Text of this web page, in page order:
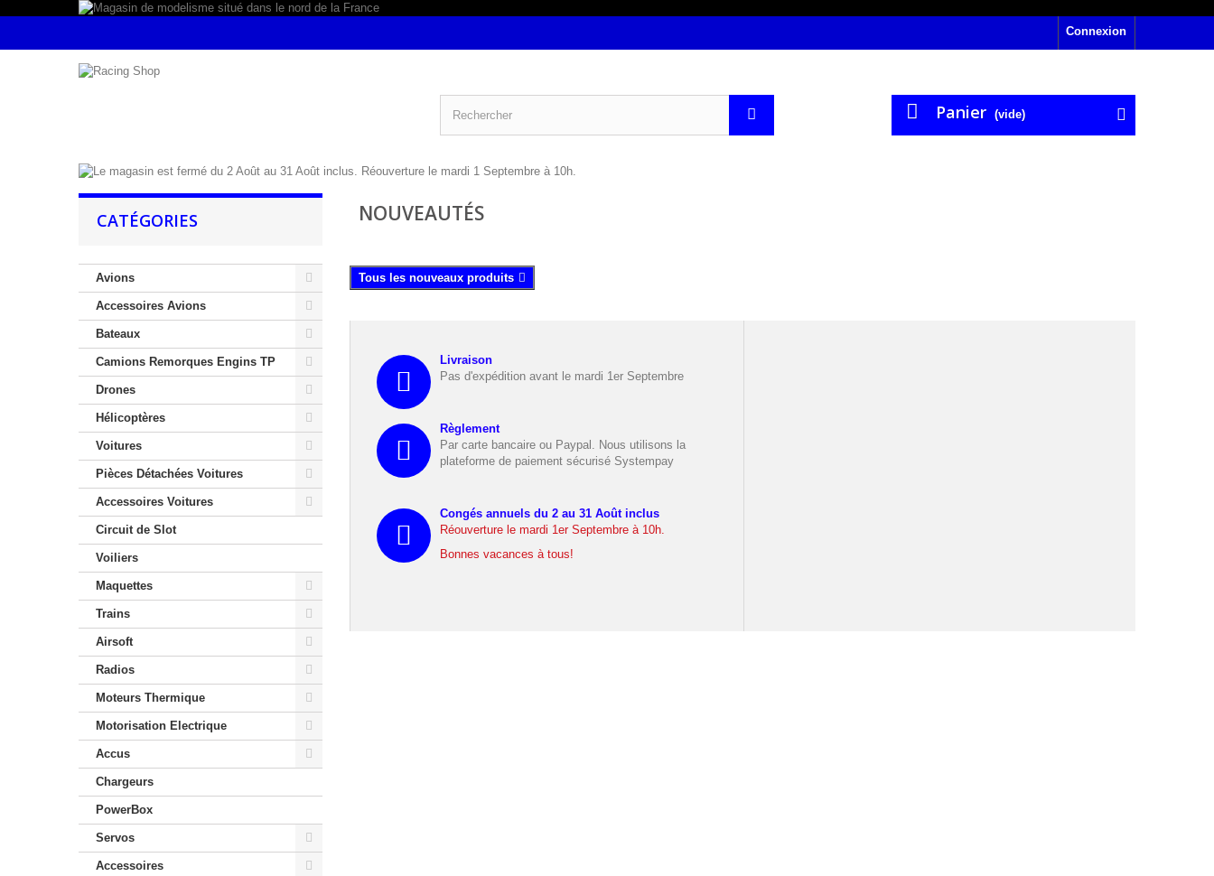
Connexion
Panier (vide)
CATÉGORIES
Avions
Accessoires Avions
Bateaux
Camions Remorques Engins TP
Drones
Hélicoptères
Voitures
Pièces Détachées Voitures
Accessoires Voitures
Circuit de Slot
Voiliers
Maquettes
Trains
Airsoft
Radios
Moteurs Thermique
Motorisation Electrique
Accus
Chargeurs
PowerBox
Servos
Accessoires
NOUVEAUTÉS
Tous les nouveaux produits
Livraison
Pas d'expédition avant le mardi 1er Septembre
Règlement
Par carte bancaire ou Paypal. Nous utilisons la
plateforme de paiement sécurisé Systempay
Congés annuels du 2 au 31 Août inclus
Réouverture le mardi 1er Septembre à 10h.
Bonnes vacances à tous!